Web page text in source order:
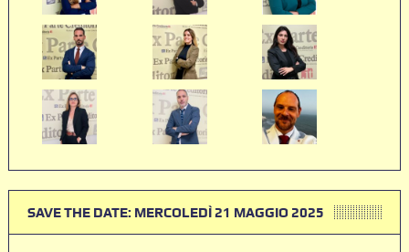
SAVE THE DATE: MERCOLEDÌ 21 MAGGIO 2025